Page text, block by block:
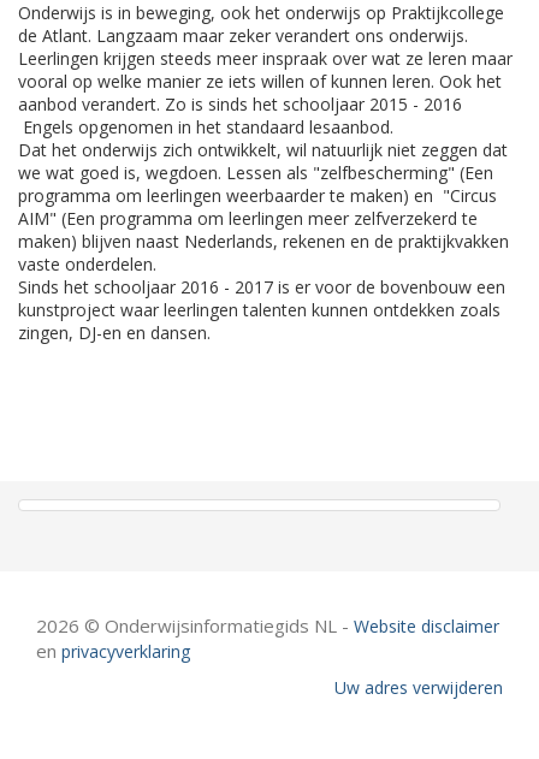
Onderwijs is in beweging, ook het onderwijs op Praktijkcollege
de Atlant. Langzaam maar zeker verandert ons onderwijs.
Leerlingen krijgen steeds meer inspraak over wat ze leren maar
vooral op welke manier ze iets willen of kunnen leren. Ook het
aanbod verandert. Zo is sinds het schooljaar 2015 - 2016
Engels opgenomen in het standaard lesaanbod.
Dat het onderwijs zich ontwikkelt, wil natuurlijk niet zeggen dat
we wat goed is, wegdoen. Lessen als "zelfbescherming" (Een
programma om leerlingen weerbaarder te maken) en "Circus
AIM" (Een programma om leerlingen meer zelfverzekerd te
maken) blijven naast Nederlands, rekenen en de praktijkvakken
vaste onderdelen.
Sinds het schooljaar 2016 - 2017 is er voor de bovenbouw een
kunstproject waar leerlingen talenten kunnen ontdekken zoals
zingen, DJ-en en dansen.
2026 © Onderwijsinformatiegids NL - Website disclaimer
en privacyverklaring
Uw adres verwijderen